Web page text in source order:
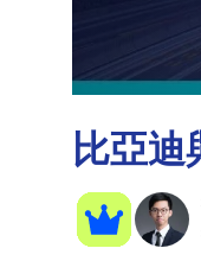
比亞迪